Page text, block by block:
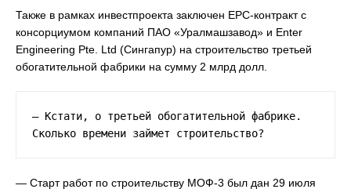
Также в рамках инвестпроекта заключен ЕРС-контракт с
консорциумом компаний ПАО «Уралмашзавод» и Enter
Engineering Pte. Ltd (Сингапур) на строительство третьей
обогатительной фабрики на сумму 2 млрд долл.
— Кстати, о третьей обогатительной фабрике.
Сколько времени займет строительство?
— Старт работ по строительству МОФ-3 был дан 29 июля